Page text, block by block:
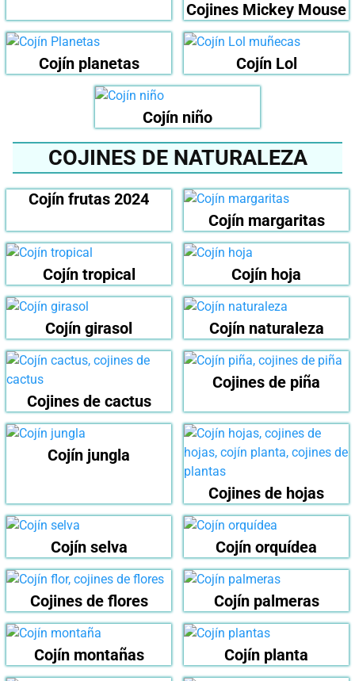
Cojines Mickey Mouse
Cojín planetas Cojín Lol
Cojín niño
COJINES DE NATURALEZA
Cojín frutas 2024
Cojín margaritas
Cojín tropical Cojín hoja
Cojín girasol Cojín naturaleza
Cojines de cactus
Cojines de piña
Cojín jungla
Cojines de hojas
Cojín selva Cojín orquídea
Cojines de flores Cojín palmeras
Cojín montañas Cojín planta